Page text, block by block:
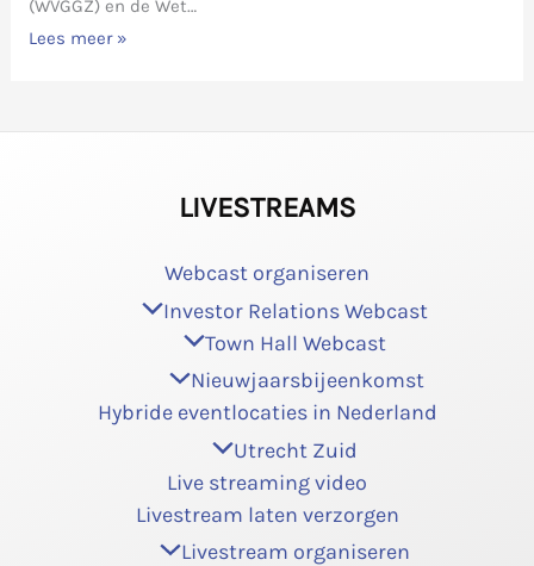
(WVGGZ) en de Wet…
Lees meer »
LIVESTREAMS
Webcast organiseren
Investor Relations Webcast
Town Hall Webcast
Nieuwjaarsbijeenkomst
Hybride eventlocaties in Nederland
Utrecht Zuid
Live streaming video
Livestream laten verzorgen
Livestream organiseren